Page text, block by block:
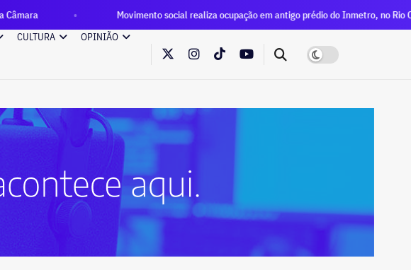
Movimento social realiza ocupação em antigo prédio do Inmetro, no Rio Comprido
CULTURA OPINIÃO